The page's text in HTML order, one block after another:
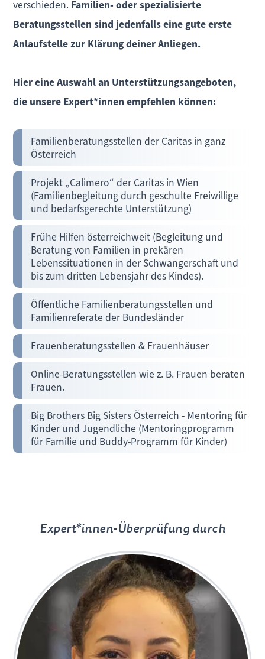
verschieden. Familien- oder spezialisierte
Beratungsstellen sind jedenfalls eine gute erste
Anlaufstelle zur Klärung deiner Anliegen.
Hier eine Auswahl an Unterstützungsangeboten,
die unsere Expert*innen empfehlen können:
Familienberatungsstellen der Caritas in ganz
Österreich
Projekt „Calimero“ der Caritas in Wien
(Familienbegleitung durch geschulte Freiwillige
und bedarfsgerechte Unterstützung)
Frühe Hilfen österreichweit (Begleitung und
Beratung von Familien in prekären
Lebenssituationen in der Schwangerschaft und
bis zum dritten Lebensjahr des Kindes).
Öffentliche Familienberatungsstellen und
Familienreferate der Bundesländer
Frauenberatungsstellen & Frauenhäuser
Online-Beratungsstellen wie z. B. Frauen beraten
Frauen.
Big Brothers Big Sisters Österreich - Mentoring für
Kinder und Jugendliche (Mentoringprogramm
für Familie und Buddy-Programm für Kinder)
Expert*innen-Überprüfung durch